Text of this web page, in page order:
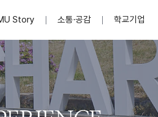
법인소개
자매회사 및 기관
임원현황
이사회(개최, 회의록)
템(합격조회/고지서출력/납부조회)
리즘대학원
대학 AI융합대학
AI컴퓨터학부
스마트IT학부
전기공학과
회봉사지원센터 장애학생지원센
지식재산권 부속기관 정보
논문게재 지원
학술저서발간 지
사업단 대학일자리플러스센터
Story
입찰공고 정보보호
채용공고
소통·공감 학교기업